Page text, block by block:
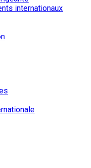
internationaux